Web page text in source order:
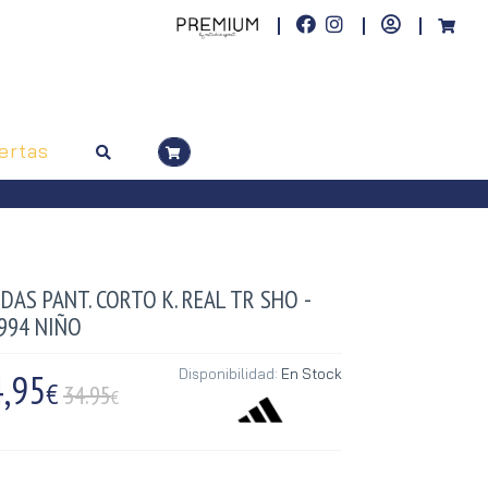
PANT. CORTO K. REAL TR SHO -
NIÑO
€34.95€
Disponibilidad: En Stock